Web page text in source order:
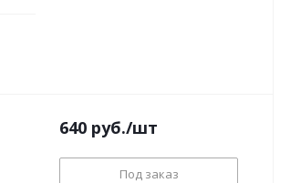
640 руб./шт
Под заказ